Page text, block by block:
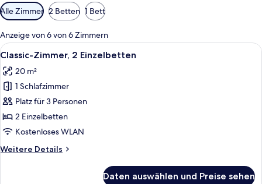
Verfügbare
Filter
für
Zimmer
Alle Zimmer 2 Betten 1 Bett
Anzeige von 6 von 6 Zimmern
Alle
Fotos
für
Classic-
Zimmer,
2 Einzelbetten
anzeigen
Hochwertige Bettwaren,
4
Classic-Zimmer, 2 Einzelbetten
20 m²
1 Schlafzimmer
Platz für 3 Personen
2 Einzelbetten
Kostenloses WLAN
Weitere Details
Weitere
Daten auswählen und Preise sehen